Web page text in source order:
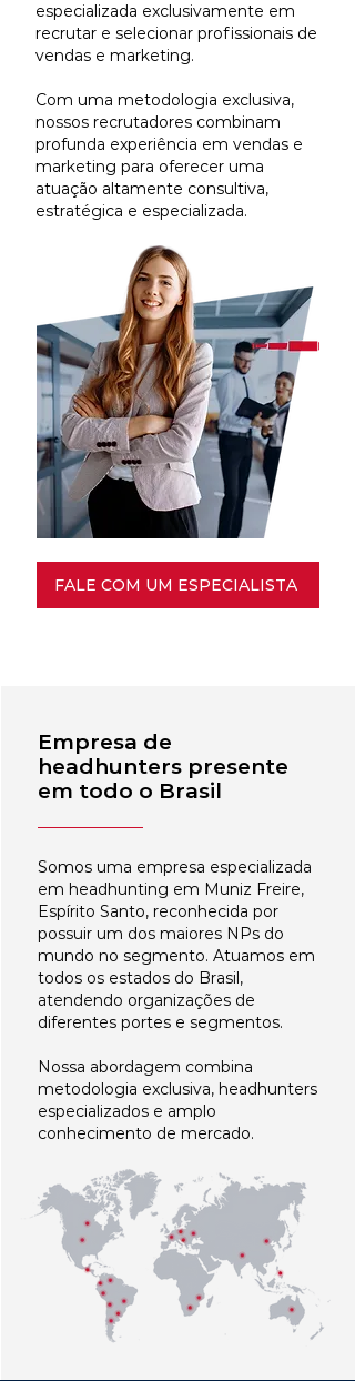
especializada exclusivamente em
recrutar e selecionar profissionais de
vendas e marketing.
Com uma metodologia exclusiva,
nossos recrutadores combinam
profunda experiência em vendas e
marketing para oferecer uma
atuação altamente consultiva,
estratégica e especializada.
FALE COM UM ESPECIALISTA
Empresa de
headhunters presente
em todo o Brasil
Somos uma empresa especializada
em headhunting em Muniz Freire,
Espírito Santo, reconhecida por
possuir um dos maiores NPs do
mundo no segmento. Atuamos em
todos os estados do Brasil,
atendendo organizações de
diferentes portes e segmentos.
Nossa abordagem combina
metodologia exclusiva, headhunters
especializados e amplo
conhecimento de mercado.